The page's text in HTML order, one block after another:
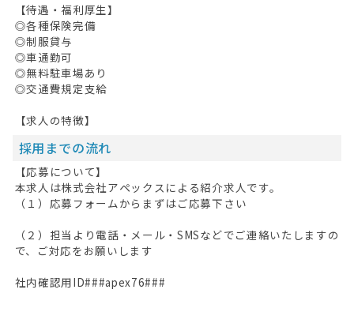
【待遇・福利厚生】
◎各種保険完備
◎制服貸与
◎車通勤可
◎無料駐車場あり
◎交通費規定支給
【求人の特徴】
採用までの流れ
【応募について】
本求人は株式会社アペックスによる紹介求人です。
（１）応募フォームからまずはご応募下さい
（２）担当より電話・メール・SMSなどでご連絡いたしますの
で、ご対応をお願いします
社内確認用ID###apex76###